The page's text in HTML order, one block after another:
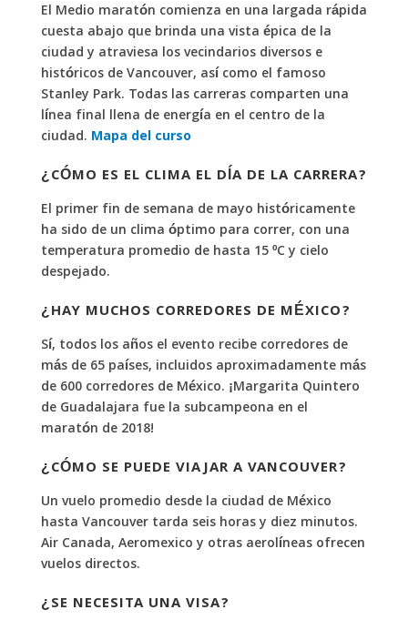
El Medio maratón comienza en una largada rápida
cuesta abajo que brinda una vista épica de la
ciudad y atraviesa los vecindarios diversos e
históricos de Vancouver, así como el famoso
Stanley Park. Todas las carreras comparten una
línea final llena de energía en el centro de la
ciudad. Mapa del curso
¿CÓMO ES EL CLIMA EL DÍA DE LA CARRERA?
El primer fin de semana de mayo históricamente
ha sido de un clima óptimo para correr, con una
temperatura promedio de hasta 15 ºC y cielo
despejado.
¿HAY MUCHOS CORREDORES DE MÉXICO?
Sí, todos los años el evento recibe corredores de
más de 65 países, incluidos aproximadamente más
de 600 corredores de México. ¡Margarita Quintero
de Guadalajara fue la subcampeona en el
maratón de 2018!
¿CÓMO SE PUEDE VIAJAR A VANCOUVER?
Un vuelo promedio desde la ciudad de México
hasta Vancouver tarda seis horas y diez minutos.
Air Canada, Aeromexico y otras aerolíneas ofrecen
vuelos directos.
¿SE NECESITA UNA VISA?